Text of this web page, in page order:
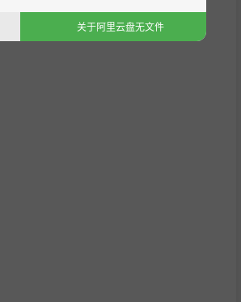
解锁更多桌宠、芯片和战术流派，体验
。未来还将持续更新全新角色与模式，
关于阿里云盘无文件